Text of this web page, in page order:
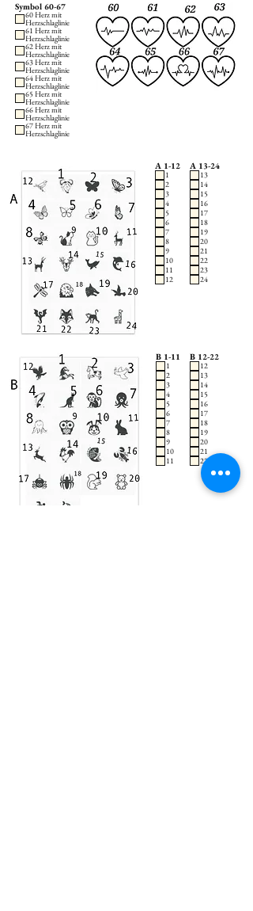
Symbol 60-67
60 Herz mit
Herzschlaglinie
61 Herz mit
Herzschlaglinie
62 Herz mit
Herzschlaglinie
63 Herz mit
Herzschlaglinie
64 Herz mit
Herzschlaglinie
65 Herz mit
Herzschlaglinie
66 Herz mit
Herzschlaglinie
67 Herz mit
Herzschlaglinie
A 1-12
1
2
3
4
5
6
7
8
9
10
11
12
A 13-24
13
14
15
16
17
18
19
20
21
22
23
24
B 1-11
1
2
3
4
5
6
7
8
9
10
11
B 12-22
12
13
14
15
16
17
18
19
20
21
22